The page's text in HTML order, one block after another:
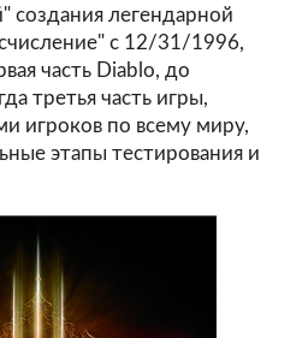
создания легендарной
с 12/31/1996,
часть Diablo, до
третья часть игры,
игроков по всему миру,
этапы тестирования и